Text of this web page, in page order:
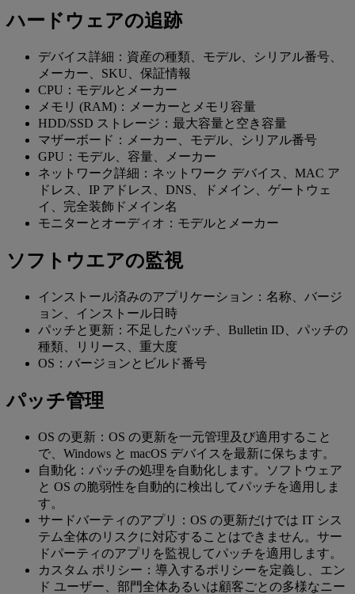
ハードウェアの追跡
デバイス詳細：資産の種類、モデル、シリアル番号、
メーカー、SKU、保証情報
CPU：モデルとメーカー
メモリ (RAM)：メーカーとメモリ容量
HDD/SSD ストレージ：最大容量と空き容量
マザーボード：メーカー、モデル、シリアル番号
GPU：モデル、容量、メーカー
ネットワーク詳細：ネットワーク デバイス、MAC ア
ドレス、IP アドレス、DNS、ドメイン、ゲートウェ
イ、完全装飾ドメイン名
モニターとオーディオ：モデルとメーカー
ソフトウエアの監視
インストール済みのアプリケーション：名称、バージ
ョン、インストール日時
パッチと更新：不足したパッチ、Bulletin ID、パッチの
種類、リリース、重大度
OS：バージョンとビルド番号
パッチ管理
OS の更新：OS の更新を一元管理及び適用すること
で、Windows と macOS デバイスを最新に保ちます。
自動化：パッチの処理を自動化します。ソフトウェア
と OS の脆弱性を自動的に検出してパッチを適用しま
す。
サードバーティのアプリ：OS の更新だけでは IT シス
テム全体のリスクに対応することはできません。サー
ドパーティのアプリを監視してパッチを適用します。
カスタム ポリシー：導入するポリシーを定義し、エン
ド ユーザー、部門全体あるいは顧客ごとの多様なニー